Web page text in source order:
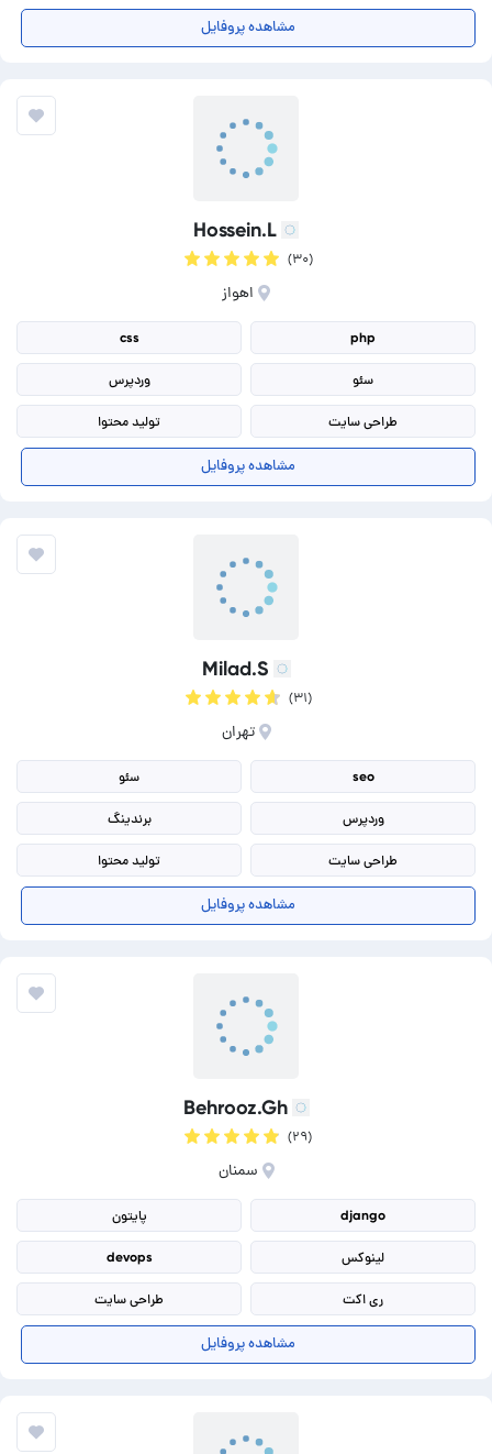
مشاهده پروفایل
Hossein.L
(۳۰)
اهواز
php
css
سئو وردپرس
طراحی سایت تولید محتوا
مشاهده پروفایل
Milad.S
(۳۱)
تهران
seo سئو
وردپرس برندینگ
طراحی سایت تولید محتوا
مشاهده پروفایل
Behrooz.Gh
(۲۹)
سمنان
django پایتون
لینوکس devops
ری اکت طراحی سایت
مشاهده پروفایل